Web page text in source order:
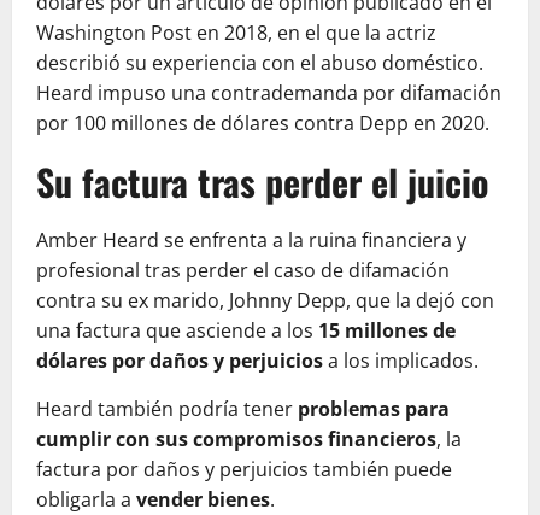
Washington Post en 2018, en el que la actriz
describió su experiencia con el abuso doméstico.
Heard impuso una contrademanda por difamación
por 100 millones de dólares contra Depp en 2020.
Su factura tras perder el juicio
Amber Heard se enfrenta a la ruina financiera y
profesional tras perder el caso de difamación
contra su ex marido, Johnny Depp, que la dejó con
una factura que asciende a los 15 millones de
dólares por daños y perjuiciosa los implicados.
Heard también podría tener problemas para
cumplir con sus compromisos financieros, la
factura por daños y perjuicios también puede
obligarla a vender bienes.